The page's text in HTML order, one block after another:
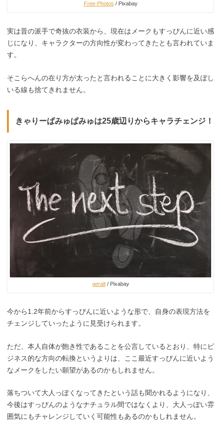
Free-Photos / Pixabay
実は昔の派手で奇抜の衣装から、現在はメークもすっぴんに近い感
じになり、キャラクターの方向性が変わってきたとも言われていま
す。
そこらへんの在り方が太ったと言われることに大きく影響を及ぼし
いる線も捨てきれません。
きゃりーぱみゅぱみゅは25歳辺りからキャラチェンジ！
geralt/ Pixabay
今から1.2年前からすっぴんに近いような形で、自身の表現方法を
チェンジしていったように見受けられます。
ただ、本人自体が飽き性であることを公言しているとおり、特にビ
ジネス的な方向の転換というよりは、ここ最近すっぴんに近いよう
なメークをしたい願望があるのかもしれません。
落ちついて大人っぽくなってきたという話も聞かれるようになり、
今後はすっぴんのようなナチュラル間ではなくより、大人っぽい雰
囲気にもチャレンジしていく可能性もあるのかもしれません。